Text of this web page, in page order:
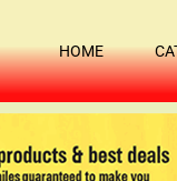
HOME